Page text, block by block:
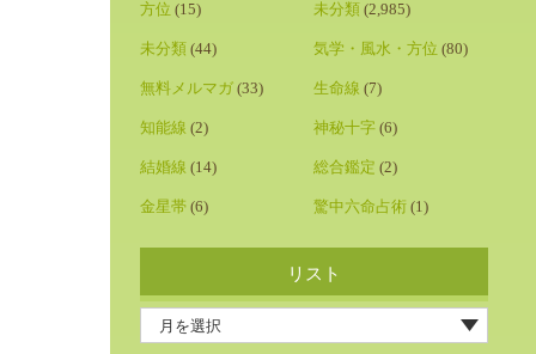
方位 (15) 未分類 (2,985)
未分類 (44) 気学・風水・方位 (80)
無料メルマガ (33) 生命線 (7)
知能線 (2) 神秘十字 (6)
結婚線 (14) 総合鑑定 (2)
金星帯 (6) 驚中六命占術 (1)
リスト